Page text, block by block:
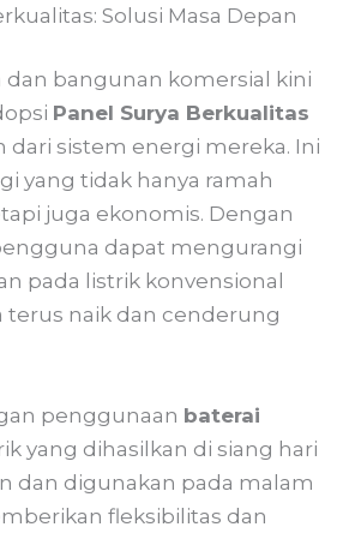
Solusi Masa Depan
dan bangunan komersial kini
Panel Surya Berkualitas
dari sistem energi mereka. Ini
yang tidak hanya ramah
juga ekonomis. Dengan
dapat mengurangi
pada listrik konvensional
terus naik dan cenderung
penggunaan baterai
yang dihasilkan di siang hari
dan digunakan pada malam
fleksibilitas dan